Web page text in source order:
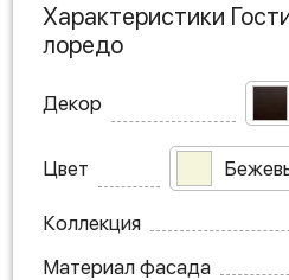
Характеристики
лоредо
Декор
Цвет
Коллекция
Материал фасада